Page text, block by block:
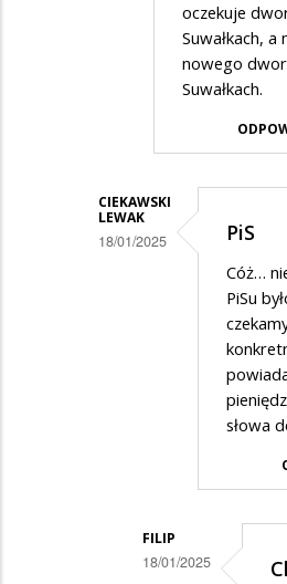
inwestuje
oczekuje
Suwałkach,
nowego
Suwałkach.
CIEKAWSKI
LEWAK
18/01/2025 PiS
Cóż…
PiSu
słowa
FILIP
18/01/2025